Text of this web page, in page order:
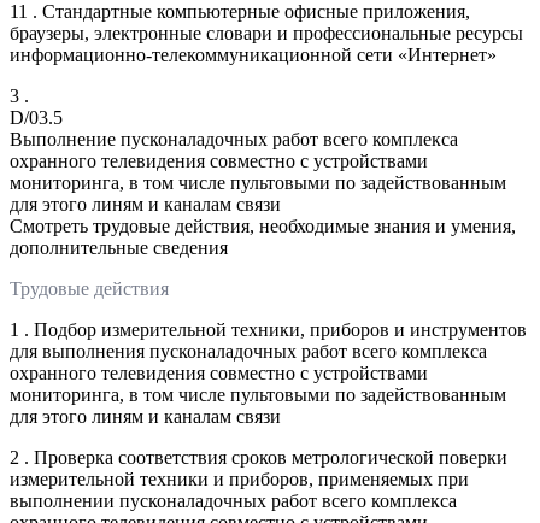
11 . Стандартные компьютерные офисные приложения,
браузеры, электронные словари и профессиональные ресурсы
информационно-телекоммуникационной сети «Интернет»
3 .
D/03.5
Выполнение пусконаладочных работ всего комплекса
охранного телевидения совместно с устройствами
мониторинга, в том числе пультовыми по задействованным
для этого линям и каналам связи
Смотреть трудовые действия, необходимые знания и умения,
дополнительные сведения
Трудовые действия
1 . Подбор измерительной техники, приборов и инструментов
для выполнения пусконаладочных работ всего комплекса
охранного телевидения совместно с устройствами
мониторинга, в том числе пультовыми по задействованным
для этого линям и каналам связи
2 . Проверка соответствия сроков метрологической поверки
измерительной техники и приборов, применяемых при
выполнении пусконаладочных работ всего комплекса